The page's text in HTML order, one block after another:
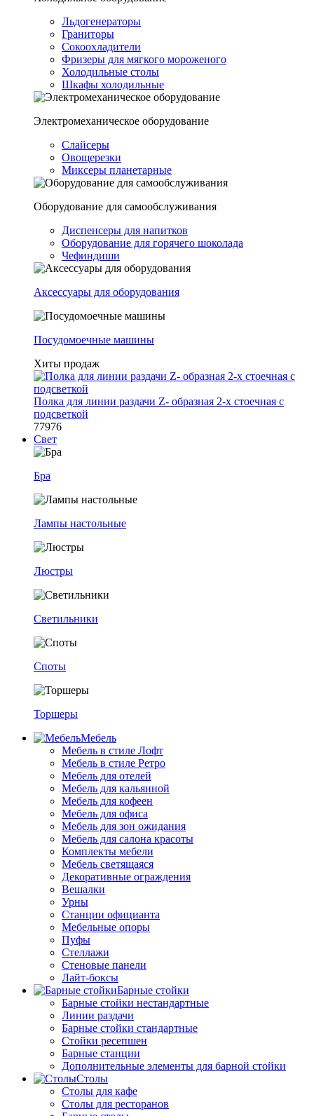
Льдогенераторы
Граниторы
Сокоохладители
Фризеры для мягкого мороженого
Холодильные столы
Шкафы холодильные
Электромеханическое оборудование
Слайсеры
Овощерезки
Миксеры планетарные
Оборудование для самообслуживания
Диспенсеры для напитков
Оборудование для горячего шоколада
Чефиндиши
Аксессуары для оборудования
Посудомоечные машины
Хиты продаж
Полка для линии раздачи Z- образная 2-х стоечная с
подсветкой
77976
Свет
Бра
Лампы настольные
Люстры
Светильники
Споты
Торшеры
Мебель
Мебель в стиле Лофт
Мебель в стиле Ретро
Мебель для отелей
Мебель для кальянной
Мебель для кофеен
Мебель для офиса
Мебель для зон ожидания
Мебель для салона красоты
Комплекты мебели
Мебель светящаяся
Декоративные ограждения
Вешалки
Урны
Станции официанта
Мебельные опоры
Пуфы
Стеллажи
Стеновые панели
Лайт-боксы
Барные стойки
Барные стойки нестандартные
Линии раздачи
Барные стойки стандартные
Стойки ресепшен
Барные станции
Дополнительные элементы для барной стойки
Столы
Столы для кафе
Столы для ресторанов